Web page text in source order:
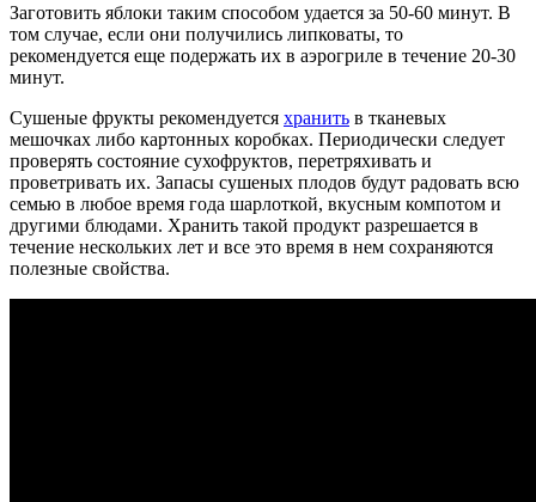
Заготовить яблоки таким способом удается за 50-60 минут. В
том случае, если они получились липковаты, то
рекомендуется еще подержать их в аэрогриле в течение 20-30
минут.
Сушеные фрукты рекомендуется хранить в тканевых
мешочках либо картонных коробках. Периодически следует
проверять состояние сухофруктов, перетряхивать и
проветривать их. Запасы сушеных плодов будут радовать всю
семью в любое время года шарлоткой, вкусным компотом и
другими блюдами. Хранить такой продукт разрешается в
течение нескольких лет и все это время в нем сохраняются
полезные свойства.